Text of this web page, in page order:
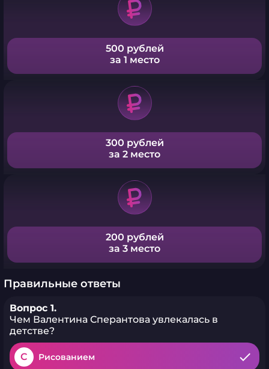
500 рублей
за 1 место
300 рублей
за 2 место
200 рублей
за 3 место
Правильные ответы
Вопрос 1.
Чем Валентина Сперантова увлекалась в
детстве?
C Рисованием